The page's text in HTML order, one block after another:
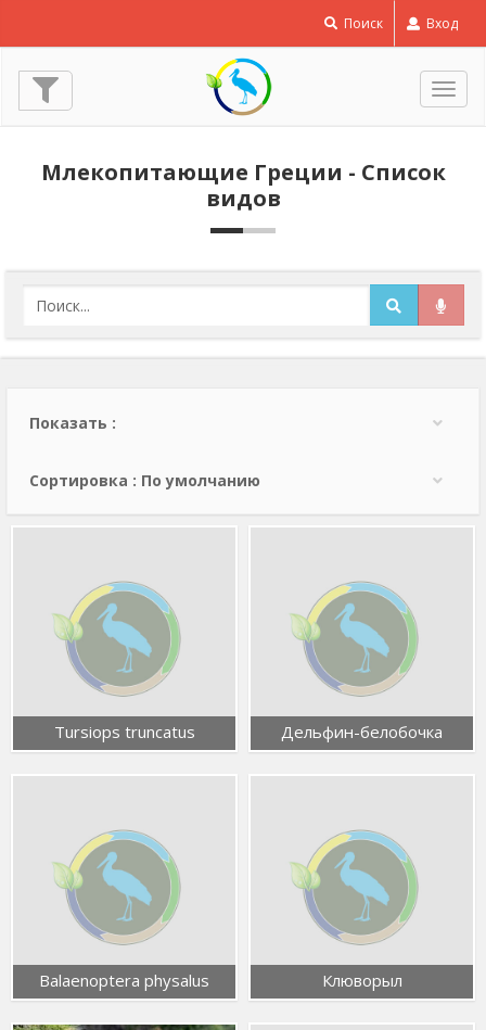
Поиск Вход
Млекопитающие Греции - Список
видов
Показать :
Сортировка : По умолчанию
Tursiops truncatus Дельфин-белобочка
Balaenoptera physalus Клюворыл